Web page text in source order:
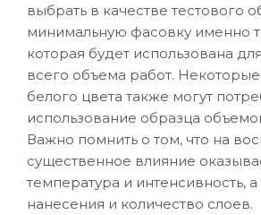
выбрать в качестве тестового
минимальную фасовку именно
которая будет использована
всего объема работ. Некоторые
белого цвета также могут
использование образца
Важно помнить о том, что на
существенное влияние
температура и интенсивность,
нанесения и количество слоев.